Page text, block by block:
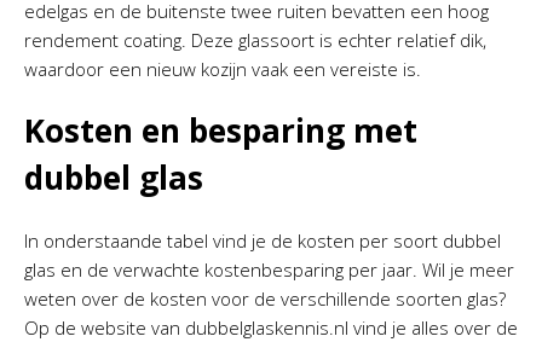
edelgas en de buitenste twee ruiten bevatten een hoog
rendement coating. Deze glassoort is echter relatief dik,
waardoor een nieuw kozijn vaak een vereiste is.
Kosten en besparing met
dubbel glas
In onderstaande tabel vind je de kosten per soort dubbel
glas en de verwachte kostenbesparing per jaar. Wil je meer
weten over de kosten voor de verschillende soorten glas?
Op de website van dubbelglaskennis.nl vind je alles over de